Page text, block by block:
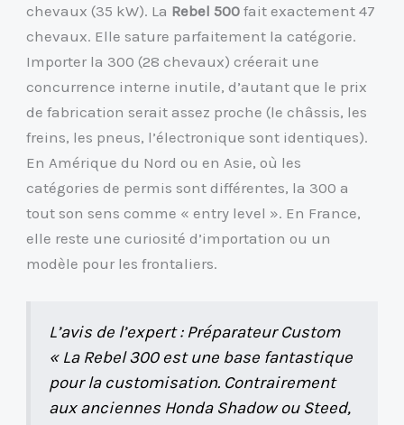
chevaux (35 kW). La Rebel 500 fait exactement 47
chevaux. Elle sature parfaitement la catégorie.
Importer la 300 (28 chevaux) créerait une
concurrence interne inutile, d’autant que le prix
de fabrication serait assez proche (le châssis, les
freins, les pneus, l’électronique sont identiques).
En Amérique du Nord ou en Asie, où les
catégories de permis sont différentes, la 300 a
tout son sens comme « entry level ». En France,
elle reste une curiosité d’importation ou un
modèle pour les frontaliers.
L’avis de l’expert : Préparateur Custom
« La Rebel 300 est une base fantastique
pour la customisation. Contrairement
aux anciennes Honda Shadow ou Steed,